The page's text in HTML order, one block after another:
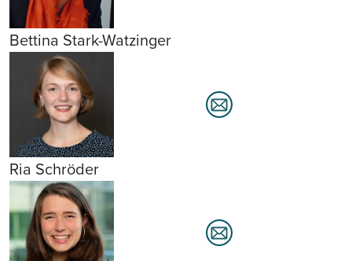
Bettina Stark-Watzinger
Ria Schröder